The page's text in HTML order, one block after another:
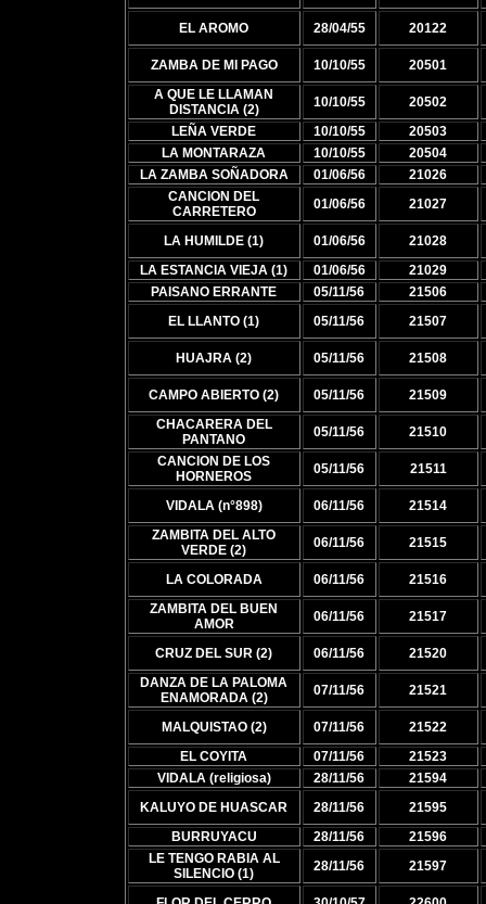
EL AROMO 28/04/55 20122
ZAMBA DE MI PAGO 10/10/55
20501
A QUE LE LLAMAN
DISTANCIA (2)
10/10/55
20502
LEÑA VERDE
10/10/55
20503
LA MONTARAZA
10/10/55
20504
LA ZAMBA SOÑADORA
01/06/56
21026
CANCION DEL
CARRETERO
01/06/56 21027
LA HUMILDE (1) 01/06/56
21028
LA ESTANCIA VIEJA (1)
01/06/56
21029
PAISANO ERRANTE
05/11/56
21506
EL LLANTO (1)
05/11/56 21507
HUAJRA (2) 05/11/56 21508
CAMPO ABIERTO (2) 05/11/56
21509
CHACARERA DEL
PANTANO
05/11/56
21510
CANCION DE LOS
HORNEROS
05/11/56 21511
VIDALA (n°898) 06/11/56
21514
ZAMBITA DEL ALTO
VERDE (2)
06/11/56 21515
LA COLORADA 06/11/56
21516
ZAMBITA DEL BUEN
AMOR
06/11/56 21517
CRUZ DEL SUR (2) 06/11/56
21520
DANZA DE LA PALOMA
ENAMORADA (2)
07/11/56 21521
MALQUISTAO (2) 07/11/56
21522
EL COYITA
07/11/56
21523
VIDALA (religiosa)
28/11/56
21594
KALUYO DE HUASCAR
28/11/56
21595
BURRUYACU
28/11/56
21596
LE TENGO RABIA AL
SILENCIO (1)
28/11/56 21597